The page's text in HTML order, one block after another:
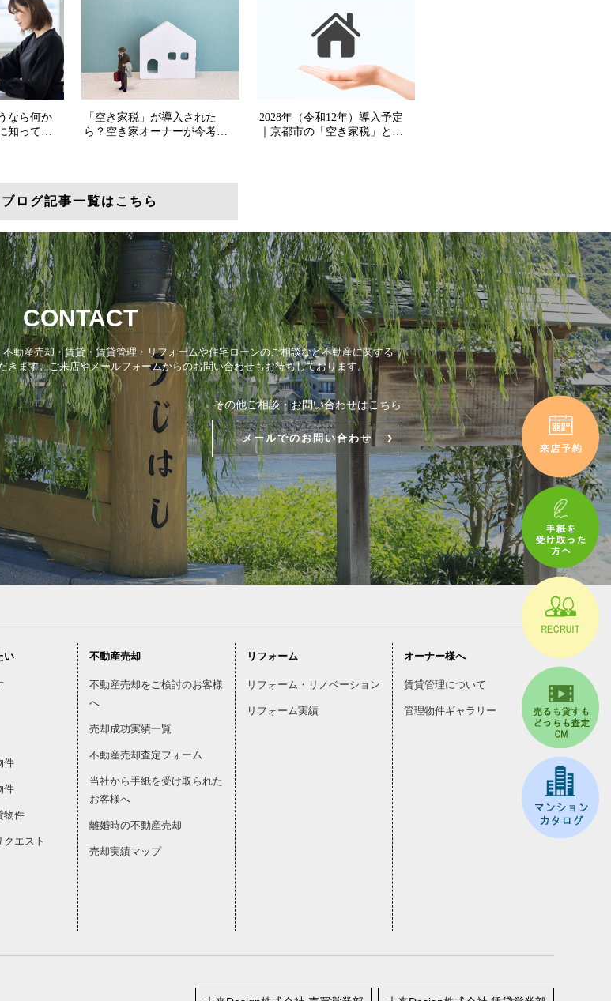
ブログ記事一覧はこちら
CONTACT
動産売却・賃貸・賃貸管理・リフォームや住宅ローンのご相談など不動産に関する
きます。ご来店やメールフォームからのお問い合わせもお待ちしております。
その他ご相談・お問い合わせはこちら
メールでのお問い合わせ
い
件
件
物件
クエスト
不動産売却
不動産売却をご検討のお客様
へ
売却成功実績一覧
不動産売却査定フォーム
当社から手紙を受け取られた
お客様へ
離婚時の不動産売却
売却実績マップ
リフォーム
リフォーム・リノベーション
リフォーム実績
オーナー様へ
賃貸管理について
管理物件ギャラリー